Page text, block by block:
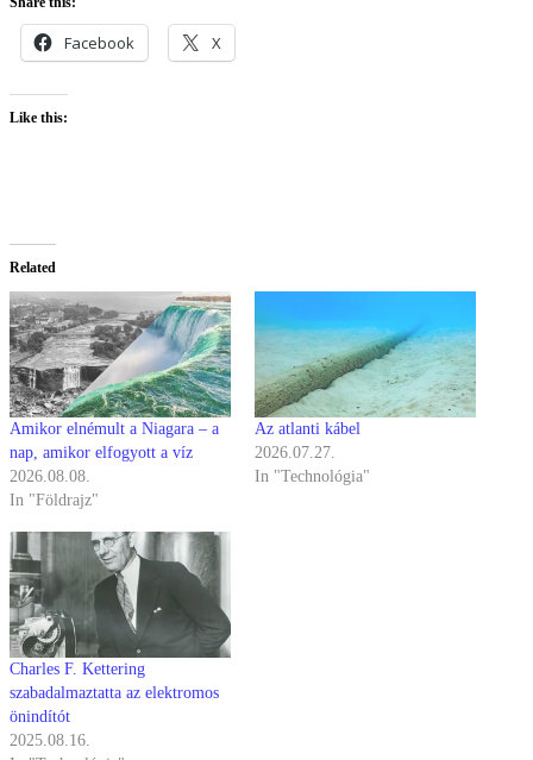
Facebook X
Like this:
Related
Amikor elnémult a Niagara – a
nap, amikor elfogyott a víz
2026.08.08.
In "Földrajz"
Az atlanti kábel
2026.07.27.
In "Technológia"
Charles F. Kettering
szabadalmaztatta az elektromos
önindítót
2025.08.16.